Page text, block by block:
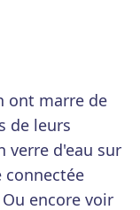
ont marre de
de leurs
verre d'eau sur
connectée
encore voir